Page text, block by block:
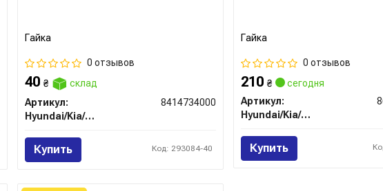
Гайка
0 отзывов
40 ₴
склад
Артикул:
8414734000
Hyundai/Kia/Mobis
Купить Код: 293084-40
Гайка
0 отзывов
210 ₴
сегодня
Артикул:
Hyundai/Kia/Mobis
Купить